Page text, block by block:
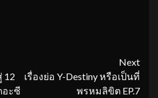
12
อะซี
Next
เรื่องย่อ Y-Destiny หรือเป็นที่
พรหมลิขิต EP.7